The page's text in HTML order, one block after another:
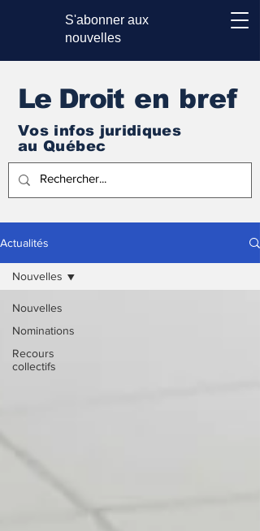
S'abonner aux
nouvelles
Le Droit en bref
Vos infos juridiques
au Québec
Actualités
Nouvelles
Nominations
Recours
collectifs
Nouvelles